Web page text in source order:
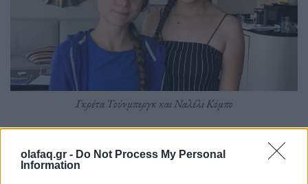
olafaq.gr - Do Not Process My Personal
Information
Γκρέτα Τούνμπεργκ και Ναλέλι Κόμπο
Οι αρχές της Καλιφόρνιας κατέθεσαν την
Παρασκευή